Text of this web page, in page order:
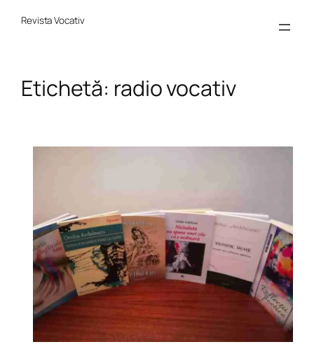
Revista Vocativ
Etichetă: radio vocativ